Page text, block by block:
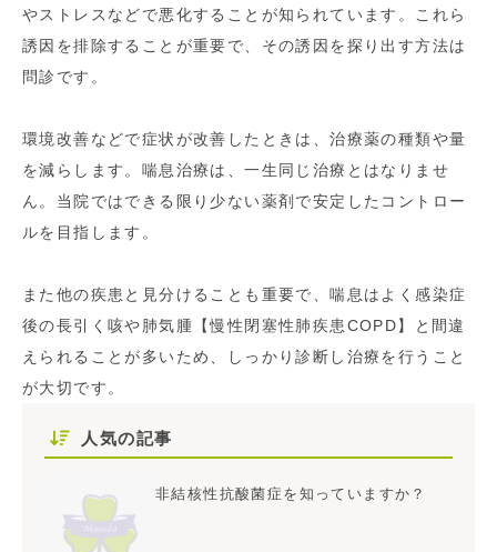
やストレスなどで悪化することが知られています。これら
誘因を排除することが重要で、その誘因を探り出す方法は
問診です。
環境改善などで症状が改善したときは、治療薬の種類や量
を減らします。喘息治療は、一生同じ治療とはなりませ
ん。当院ではできる限り少ない薬剤で安定したコントロー
ルを目指します。
また他の疾患と見分けることも重要で、喘息はよく感染症
後の長引く咳や肺気腫【慢性閉塞性肺疾患COPD】と間違
えられることが多いため、しっかり診断し治療を行うこと
が大切です。
人気の記事
非結核性抗酸菌症を知っていますか？